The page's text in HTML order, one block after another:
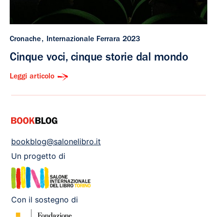
Cronache Internazionale Ferrara 2023
Cinque voci, cinque storie dal mondo
Leggi articolo
bookblog@salonelibro.it
Un progetto di
Con il sostegno di